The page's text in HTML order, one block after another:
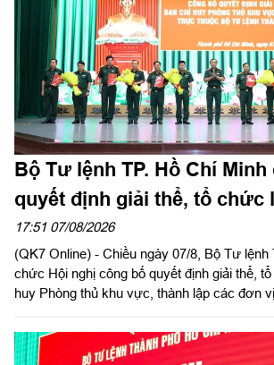
Bộ Tư lệnh TP. Hồ Chí Minh
quyết định giải thể, tổ chức
huy PTKV, thành lập các
thuộc
17:51 07/08/2026
(QK7 Online) - Chiều ngày 07/8, Bộ Tư lệnh
chức Hội nghị công bố quyết định giải thể,
huy Phòng thủ khu vực, thành lập các đơn
Ủy viên Quân ủy Trung ương, Phó Bí thư
Quân khu dự, chỉ đạo hội nghị. Thiếu tướng